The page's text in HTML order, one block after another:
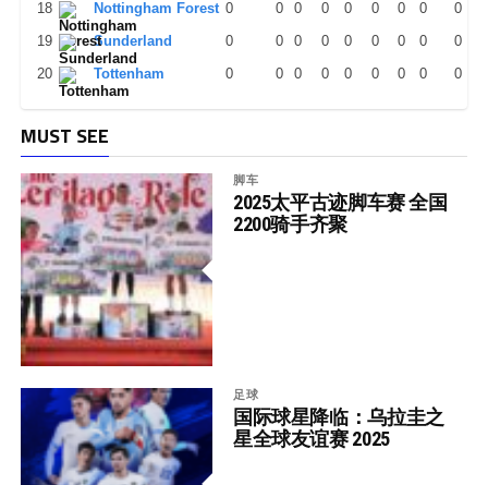
18
Nottingham Forest 0 0 0 0 0 0 0 0
0
19
Sunderland 0 0 0 0 0 0 0 0
0
20
Tottenham 0 0 0 0 0 0 0 0 0
MUST SEE
脚车
2025太平古迹脚车赛 全国
2200骑手齐聚
足球
国际球星降临：乌拉圭之
星全球友谊赛 2025